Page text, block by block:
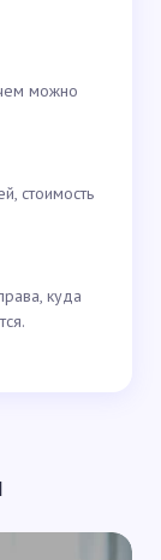
можно
стоимость
куда